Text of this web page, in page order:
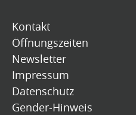
Kontakt
Öffnungszeiten
Newsletter
Impressum
Datenschutz
Gender-Hinweis